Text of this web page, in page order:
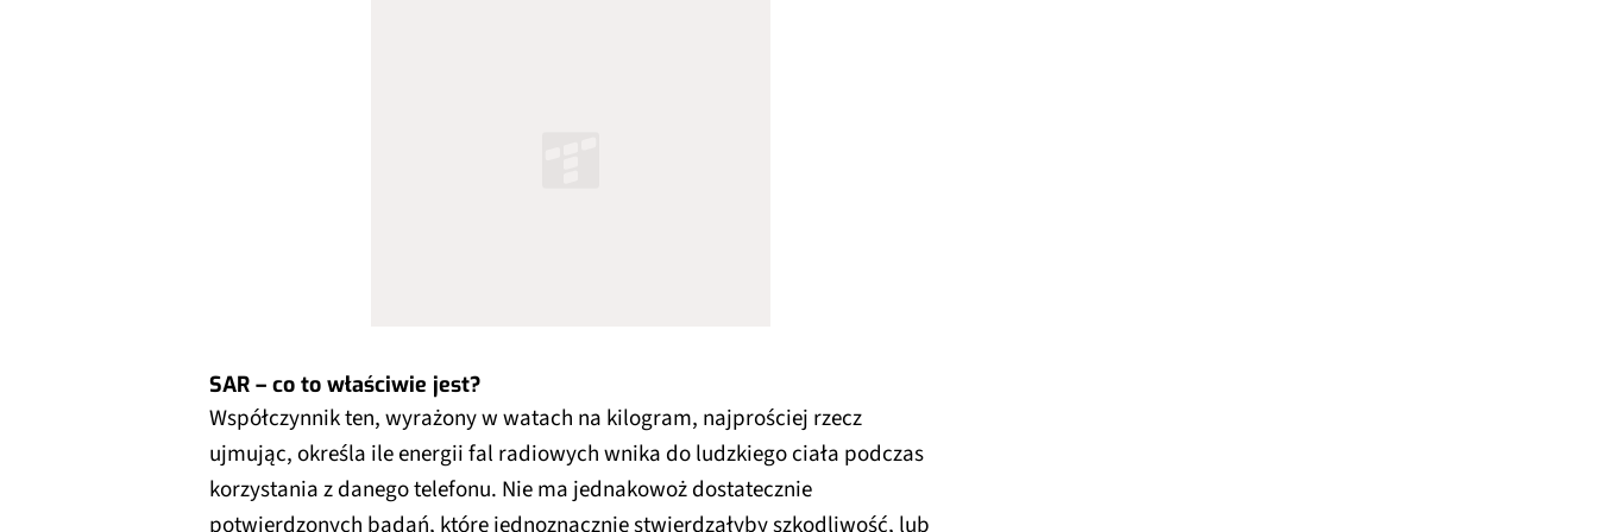
SAR – co to właściwie jest?
Współczynnik ten, wyrażony w watach na kilogram, najprościej rzecz
ujmując, określa ile energii fal radiowych wnika do ludzkiego ciała podczas
korzystania z danego telefonu. Nie ma jednakowoż dostatecznie
potwierdzonych badań, które jednoznacznie stwierdzałyby szkodliwość, lub